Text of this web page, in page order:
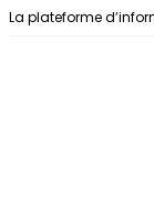
Aller au contenu
La plateforme